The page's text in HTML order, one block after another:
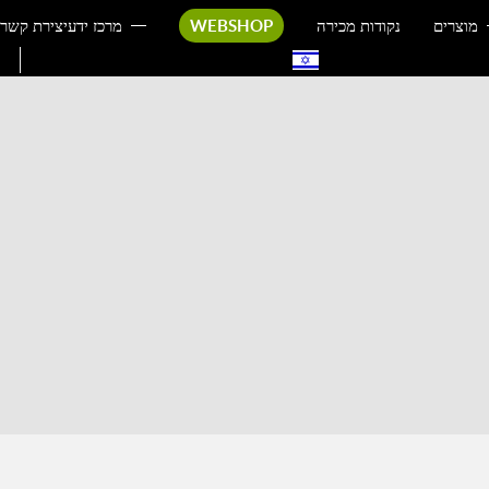
מוצרים נקודות מכירה WEBSHOP מרכז ידעיצירת קשר